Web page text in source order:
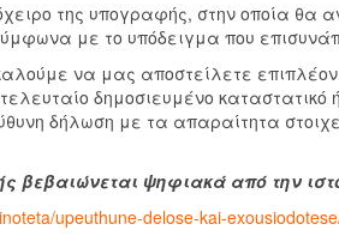
της υπογραφής, στην οποία θα
με το υπόδειγμα που
να μας αποστείλετε
δημοσιευμένο καταστατικό
δήλωση με τα απαραίτητα
βεβαιώνεται ψηφιακά από την
upeuthune-delose-kai-